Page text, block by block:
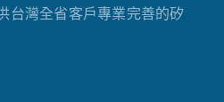
台灣全省客戶專業完善的矽